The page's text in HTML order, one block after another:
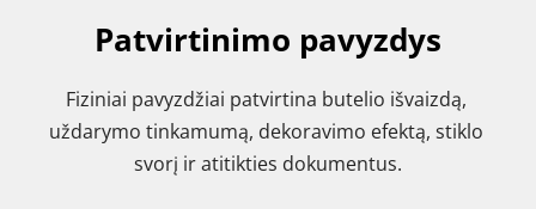
Patvirtinimo pavyzdys
Fiziniai pavyzdžiai patvirtina butelio išvaizdą,
uždarymo tinkamumą, dekoravimo efektą, stiklo
svorį ir atitikties dokumentus.